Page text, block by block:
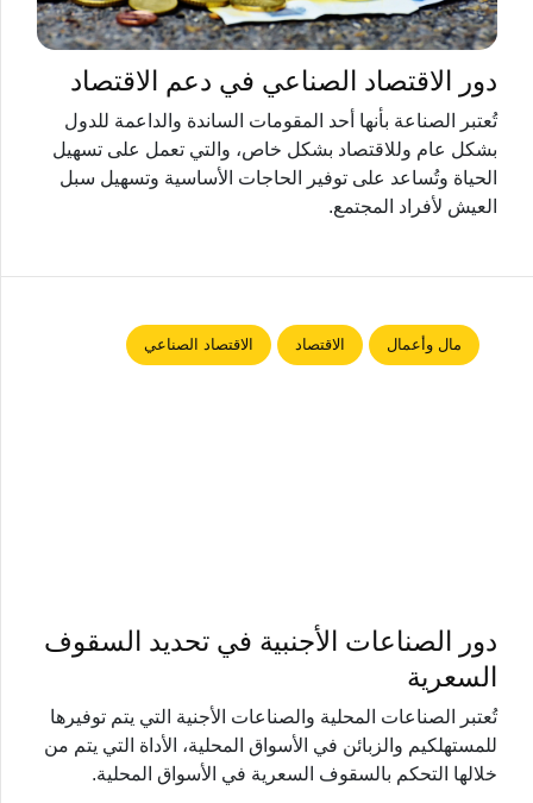
دور الاقتصاد الصناعي في دعم الاقتصاد
تُعتبر الصناعة بأنها أحد المقومات الساندة والداعمة للدول
بشكل عام وللاقتصاد بشكل خاص، والتي تعمل على تسهيل
الحياة وتُساعد على توفير الحاجات الأساسية وتسهيل سبل
العيش لأفراد المجتمع.
مال وأعمال الاقتصاد الاقتصاد الصناعي
دور الصناعات الأجنبية في تحديد السقوف
السعرية
تُعتبر الصناعات المحلية والصناعات الأجنية التي يتم توفيرها
للمستهلكيم والزبائن في الأسواق المحلية، الأداة التي يتم من
خلالها التحكم بالسقوف السعرية في الأسواق المحلية.